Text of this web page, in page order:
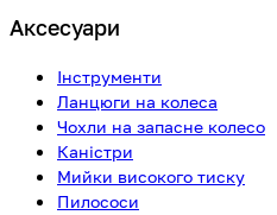
Аксесуари
Інструменти
Ланцюги на колеса
Чохли на запасне колесо
Каністри
Мийки високого тиску
Пилососи